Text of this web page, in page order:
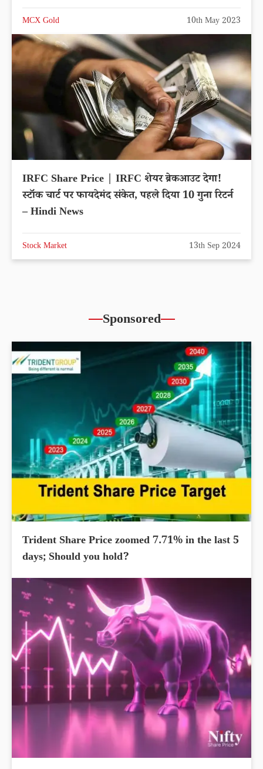
MCX Gold 10th May 2023
IRFC Share Price | IRFC शेयर ब्रेकआउट देगा!
स्टॉक चार्ट पर फायदेमंद संकेत, पहले दिया 10 गुना रिटर्न
– Hindi News
Stock Market 13th Sep 2024
Sponsored
Trident Share Price zoomed 7.71% in the last 5
days; Should you hold?